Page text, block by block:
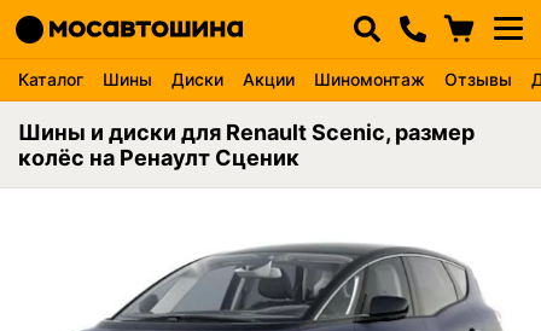
Каталог Шины Диски Акции Шиномонтаж Отзывы
Шины и диски для Renault Scenic, размер
колёс на Ренаулт Сценик